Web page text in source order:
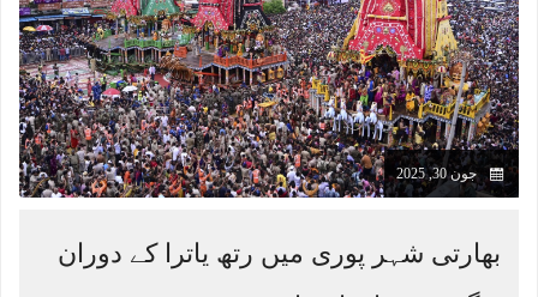
جون 30, 2025
بھارتی شہر پوری میں رتھ یاترا کے دوران